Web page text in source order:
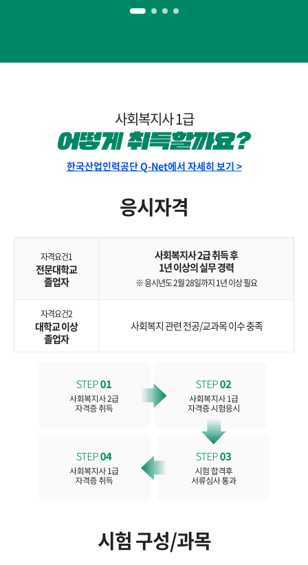
사회복지사 1급
한국산업인력공단 Q-Net에서 자세히 보기 >
응시자격
자격요건1
전문대학교
졸업자
사회복지사 2급 취득 후
1년 이상의 실무 경력
※ 응시년도 2월 28일까지 1년 이상 필요
자격요건2
대학교 이상
졸업자
사회복지 관련 전공/교과목 이수 충족
시험 구성/과목